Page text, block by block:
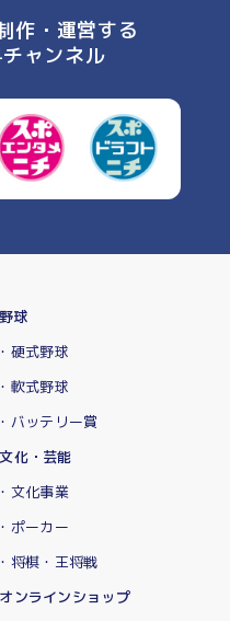
作・運営する
ャンネル
野球
・硬式野球
・軟式野球
・バッテリー賞
文化・芸能
・文化事業
・ポーカー
・将棋・王将戦
オンラインショップ